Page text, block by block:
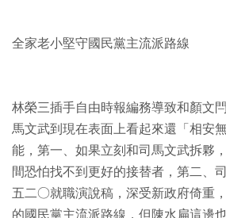
全家老小堅守國民黨主流派路線
林榮三插手自由時報編務導致和顏文
馬文武到現在表面上看起來還「相安
能，第一、如果立刻和司馬文武拆夥
間恐怕找不到更好的接替者，第二、
五二○就職演說稿，深受新政府倚重
的國民黨主流派路線，但陳水扁這邊